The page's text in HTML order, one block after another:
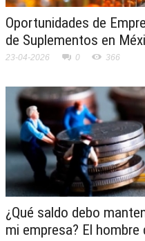
Oportunidades de
de Suplementos en
23-04-2026 0 366
¿Qué saldo debo
mi empresa? El hombre